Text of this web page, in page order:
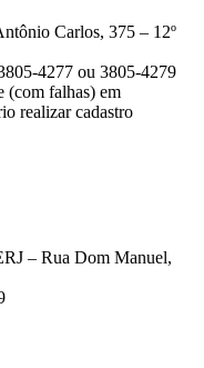
Carlos, 375 – 12º
4277 ou 3805-4279
(com falhas) em
realizar cadastro
– Rua Dom Manuel,